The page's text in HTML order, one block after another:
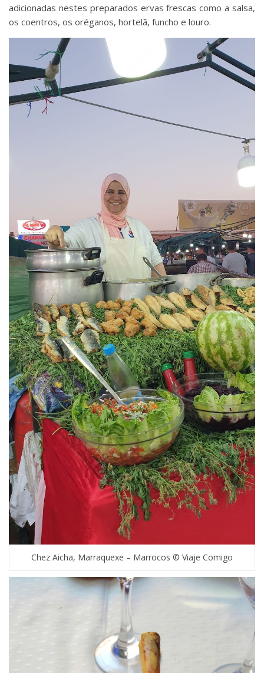
adicionadas nestes preparados ervas frescas como a salsa,
os coentros, os oréganos, hortelã, funcho e louro.
Chez Aicha, Marraquexe – Marrocos © Viaje Comigo